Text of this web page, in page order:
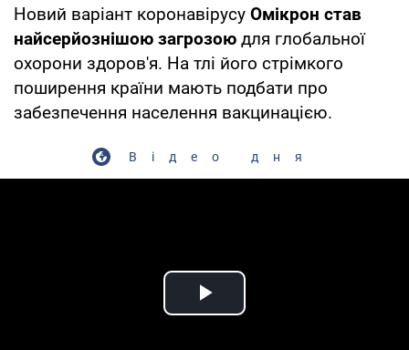
Новий варіант коронавірусу Омікрон став
найсерйознішою загрозою для глобальної
охорони здоров'я. На тлі його стрімкого
поширення країни мають подбати про
забезпечення населення вакцинацією.
Відео дня
Play Video